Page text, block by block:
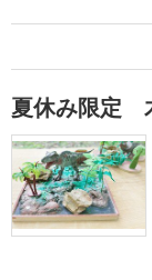
夏休み限定